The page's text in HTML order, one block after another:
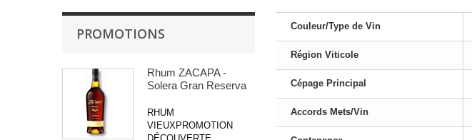
PROMOTIONS
Rhum ZACAPA -
Solera Gran Reserva
RHUM
VIEUXPROMOTION
DÉCOUVERTE...
Couleur/Type de Vin
Région Viticole
Cépage Principal
Accords Mets/Vin